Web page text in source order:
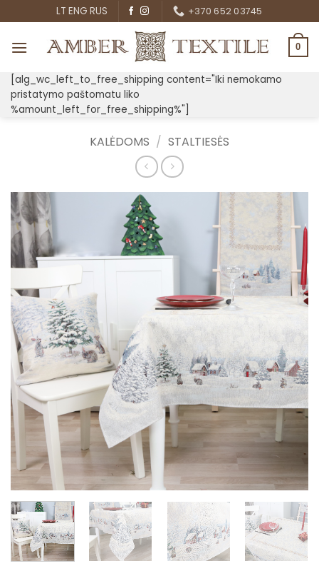
to
content
LT ENG RUS +370 652 03745
0
[alg_wc_left_to_free_shipping content="Iki nemokamo
pristatymo paštomatu liko
%amount_left_for_free_shipping%"]
KALĖDOMS / STALTIESĖS